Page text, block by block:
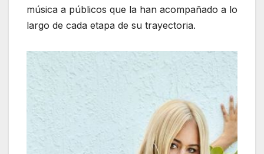
música a públicos que la han acompañado a lo
largo de cada etapa de su trayectoria.